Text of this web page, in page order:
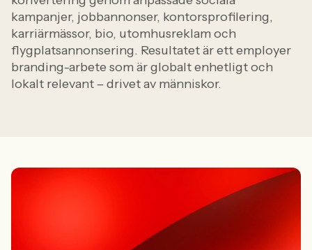
kampanjer, jobbannonser, kontorsprofilering,
karriärmässor, bio, utomhusreklam och
flygplatsannonsering. Resultatet är ett employer
branding-arbete som är globalt enhetligt och
lokalt relevant – drivet av människor.